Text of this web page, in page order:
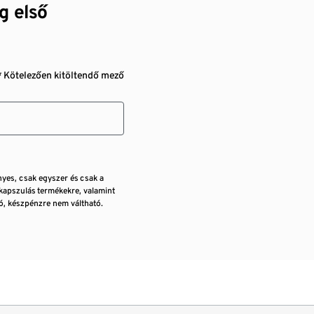
első
Kötelezően kitöltendő mező
csak egyszer és csak a
termékekre, valamint
készpénzre nem váltható.